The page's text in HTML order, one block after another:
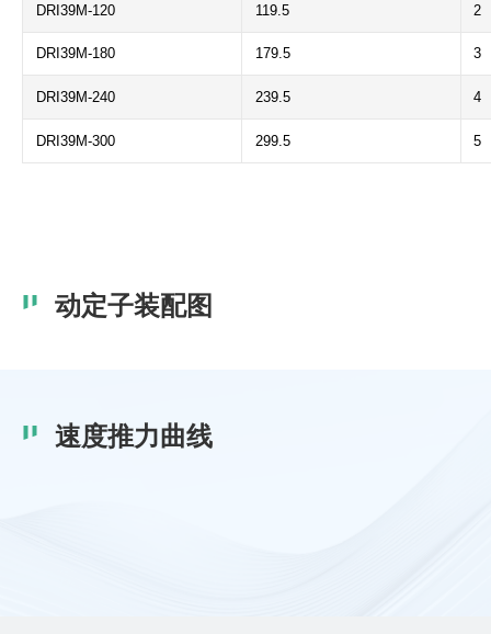
DRI39M-120 119.5 2
DRI39M-180 179.5 3
DRI39M-240 239.5 4
DRI39M-300 299.5 5
动定子装配图
速度推力曲线